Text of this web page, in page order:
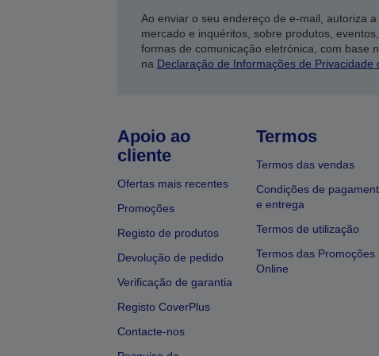
Ao enviar o seu endereço de e-mail, autoriza
mercado e inquéritos, sobre produtos,
formas de comunicação eletrónica, com base
na Declaração de Informações de Privacidade
Apoio ao
cliente
Ofertas mais recentes
Promoções
Registo de produtos
Devolução de pedido
Verificação de garantia
Registo CoverPlus
Contacte-nos
Termos
Termos das vendas
Condições de
e entrega
Termos de utilização
Termos das Promoções
Online